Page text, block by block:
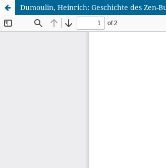
Dumoulin, Heinrich: Geschichte des Zen-